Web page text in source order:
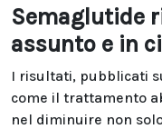
Semaglutide
assunto e in
I risultati, pubblicati
come il trattamento
nel diminuire non